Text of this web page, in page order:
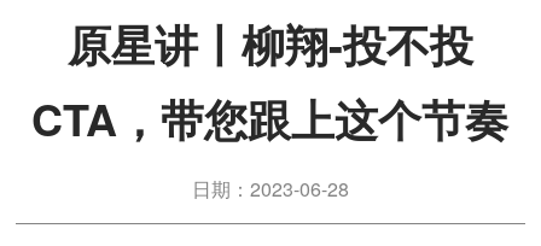
原星讲丨柳翔-投不投
CTA，带您跟上这个节奏
日期：2023-06-28